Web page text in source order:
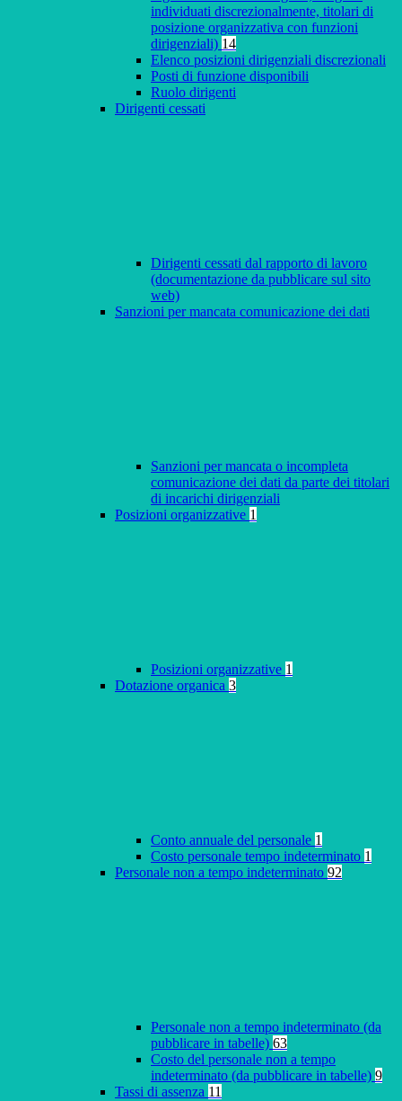
individuati discrezionalmente, titolari di
posizione organizzativa con funzioni
dirigenziali) 14
Elenco posizioni dirigenziali discrezionali
Posti di funzione disponibili
Ruolo dirigenti
Dirigenti cessati
Dirigenti cessati dal rapporto di lavoro
(documentazione da pubblicare sul sito
web)
Sanzioni per mancata comunicazione dei dati
Sanzioni per mancata o incompleta
comunicazione dei dati da parte dei titolari
di incarichi dirigenziali
Posizioni organizzative 1
Posizioni organizzative 1
Dotazione organica 3
Conto annuale del personale 1
Costo personale tempo indeterminato 1
Personale non a tempo indeterminato 92
Personale non a tempo indeterminato (da
pubblicare in tabelle) 63
Costo del personale non a tempo
indeterminato (da pubblicare in tabelle) 9
Tassi di assenza 11